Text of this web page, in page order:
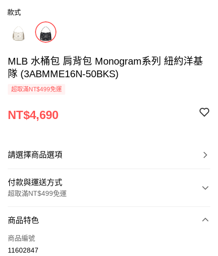
款式
MLB 水桶包 肩背包 Monogram系列 紐約洋基
隊 (3ABMME16N-50BKS)
超取滿NT$499免運
NT$4,690
請選擇商品選項
付款與運送方式
超取滿NT$499免運
信用卡一次付款
超商取貨付款
商品特色
商品編號
11602847